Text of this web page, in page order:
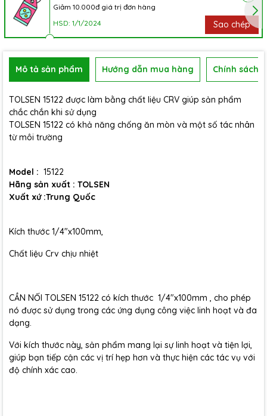
Giảm 10.000đ giá trị đơn hàng
HSD: 1/1/2024
Sao chép
Mô tả sản phẩm Hướng dẫn mua hàng Chính sách
TOLSEN 15122 được làm bằng chất liệu CRV giúp sản phẩm
chắc chắn khi sử dụng
TOLSEN 15122 có khả năng chống ăn mòn và một số tác nhân
từ môi trường
Model : 15122
Hãng sản xuất : TOLSEN
Xuất xứ :Trung Quốc
Kích thước 1/4"x100mm,
Chất liệu Crv chịu nhiệt
CẦN NỐI TOLSEN 15122 có kích thước 1/4"x100mm , cho phép
nó được sử dụng trong các ứng dụng công việc linh hoạt và đa
dạng.
Với kích thước này, sản phẩm mang lại sự linh hoạt và tiện lợi,
giúp bạn tiếp cận các vị trí hẹp hơn và thực hiện các tác vụ với
độ chính xác cao.